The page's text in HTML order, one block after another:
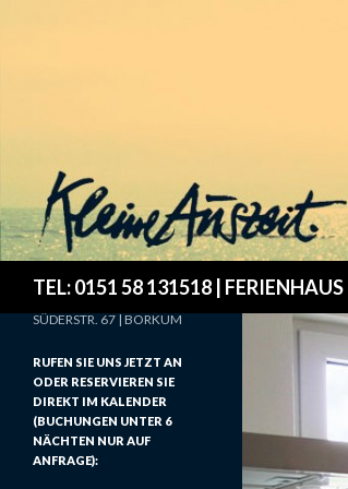
TEL: 0151 58 131518 |
SÜDERSTR. 67 | BORKUM
RUFEN SIE UNS JETZT AN
ODER RESERVIEREN SIE
DIREKT IM KALENDER
(BUCHUNGEN UNTER 6
NÄCHTEN NUR AUF
ANFRAGE):